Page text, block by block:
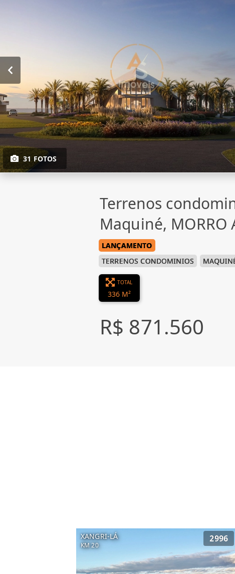
31 FOTOS
Terrenos
Maquiné, MORRO
LANÇAMENTO
TERRENOS CONDOMINIOS
TOTAL
336 M²
R$ 871.560
XANGRI-LÁ
KM 20
2996